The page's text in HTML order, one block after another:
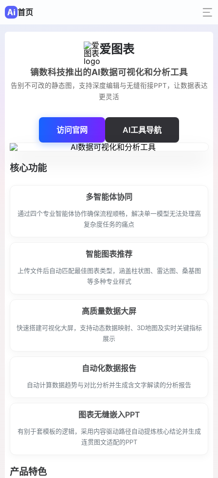
首页
爱图表
镝数科技推出的AI数据可视化和分析工具
告别不可改的静态图，支持深度编辑与无缝衔接PPT，让数据表达
更灵活
访问官网 AI工具导航
核心功能
多智能体协同
通过四个专业智能体协作确保流程顺畅，解决单一模型无法处理高
复杂度任务的痛点
智能图表推荐
上传文件后自动匹配最佳图表类型，涵盖柱状图、雷达图、桑基图
等多种专业样式
高质量数据大屏
快速搭建可视化大屏，支持动态数据映射、3D地图及实时关键指标
展示
自动化数据报告
自动计算数据趋势与对比分析并生成含文字解读的分析报告
图表无缝嵌入PPT
有别于套模板的逻辑，采用内容驱动路径自动提炼核心结论并生成
连贯图文适配的PPT
产品特色